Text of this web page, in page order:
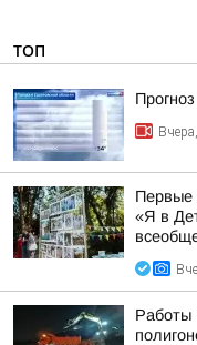
ТОП
Первые
«Я в
Работы